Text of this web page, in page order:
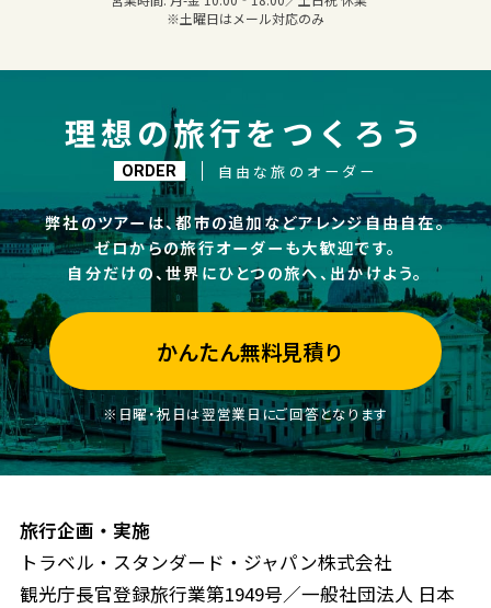
※土曜日はメール対応のみ
理想の旅行をつくろう
ORDER 自由な旅のオーダー
弊社のツアーは、都市の追加などアレンジ自由自在。
ゼロからの旅行オーダーも大歓迎です。
自分だけの、世界にひとつの旅へ、出かけよう。
かんたん無料見積り
※日曜・祝日は翌営業日にご回答となります
旅行企画・実施
トラベル・スタンダード・ジャパン株式会社
観光庁長官登録旅行業第1949号／一般社団法人 日本